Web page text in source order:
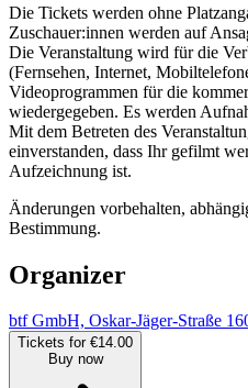
Die Tickets werden ohne
Zuschauer:innen werden auf
Die Veranstaltung wird für die
(Fernsehen, Internet,
Videoprogrammen für die
wiedergegeben. Es werden
Mit dem Betreten des
einverstanden, dass Ihr gefilmt
Aufzeichnung ist.
Änderungen vorbehalten,
Bestimmung.
Organizer
btf GmbH, Oskar-Jäger-Straße
Tickets for €14.00
Buy now